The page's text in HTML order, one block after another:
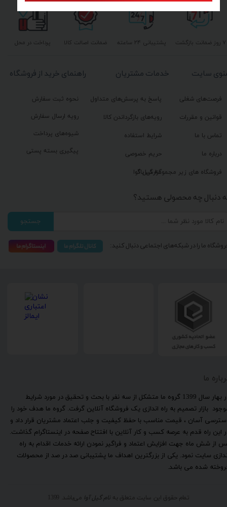
ما
​در بهار سال 1399 گروه ما متشکل از سه نفر با بحث و تحقیق در مورد شرایط
بازار تصمیم به راه اندازی یک فروشگاه آنلاین گرفت. گروه ما هدف خود را
آسان ، قیمت مناسب با حفظ کیفیت و جلب اعتماد مشتریان قرار داد و
این راه قدم به عرصه کسب و کار آنلاین با افتتاح صفحه در اینستاگرام گذاشت.
از شش ماه جهت افزایش اعتماد و فراگیر نمودن ارائه خدمات اقدام به راه
سایت نمود. یکی از بزرگترین اهداف ما پشتیبانی صد در صد از محصولات
شده می باشد.
تمام حقوق این سایت متعلق به نام گیل آوا می‌باشد. 1399
پشتیبانی ۲۴ ساعته پرداخت در محل ۷ روز ضمانت بازگشت ضمانت اصالت کالا
راهنمای خرید از فروشگاه
نحوه ثبت سفارش
رویه ارسال سفارش
شیوه‌های پرداخت
پیگیری بسته پستی
خدمات مشتریان
پاسخ به پرسش‌های متداول
رویه‌های بازگرداندن کالا
شرایط استفاده
حریم خصوصی
گزارش باگ
سایت
فرصت‌های شغلی
قوانین و مقررات
تماس با ما
درباره ما
فروشگاه های زیر مجموعه گیل آوا
دنبال چه محصولی هستید؟
جستجو
ما را در شبکه‌های اجتماعی دنبال کنید: